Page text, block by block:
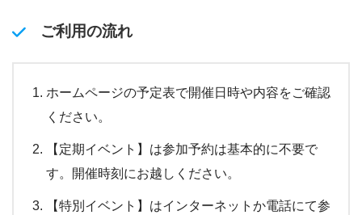
ご利用の流れ
ホームページの予定表で開催日時や内容をご確認
ください。
【定期イベント】は参加予約は基本的に不要で
す。開催時刻にお越しください。
【特別イベント】はインターネットか電話にて参